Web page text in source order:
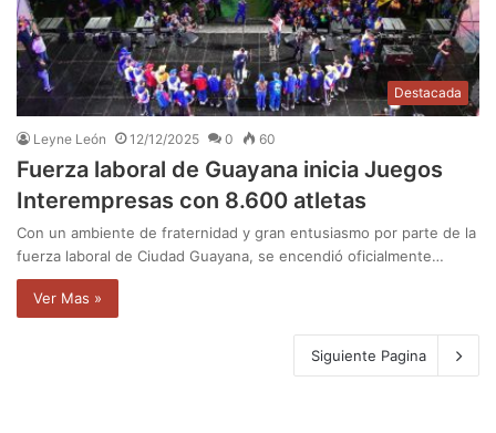
Destacada
Leyne León 12/12/2025 0 60
Fuerza laboral de Guayana inicia Juegos
Interempresas con 8.600 atletas
Con un ambiente de fraternidad y gran entusiasmo por parte de la
fuerza laboral de Ciudad Guayana, se encendió oficialmente…
Ver Mas »
Siguiente Pagina